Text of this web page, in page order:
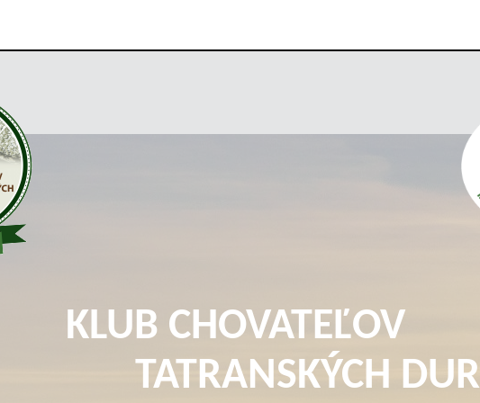
KLUB CHOVATEĽOV
TATRANSKÝCH